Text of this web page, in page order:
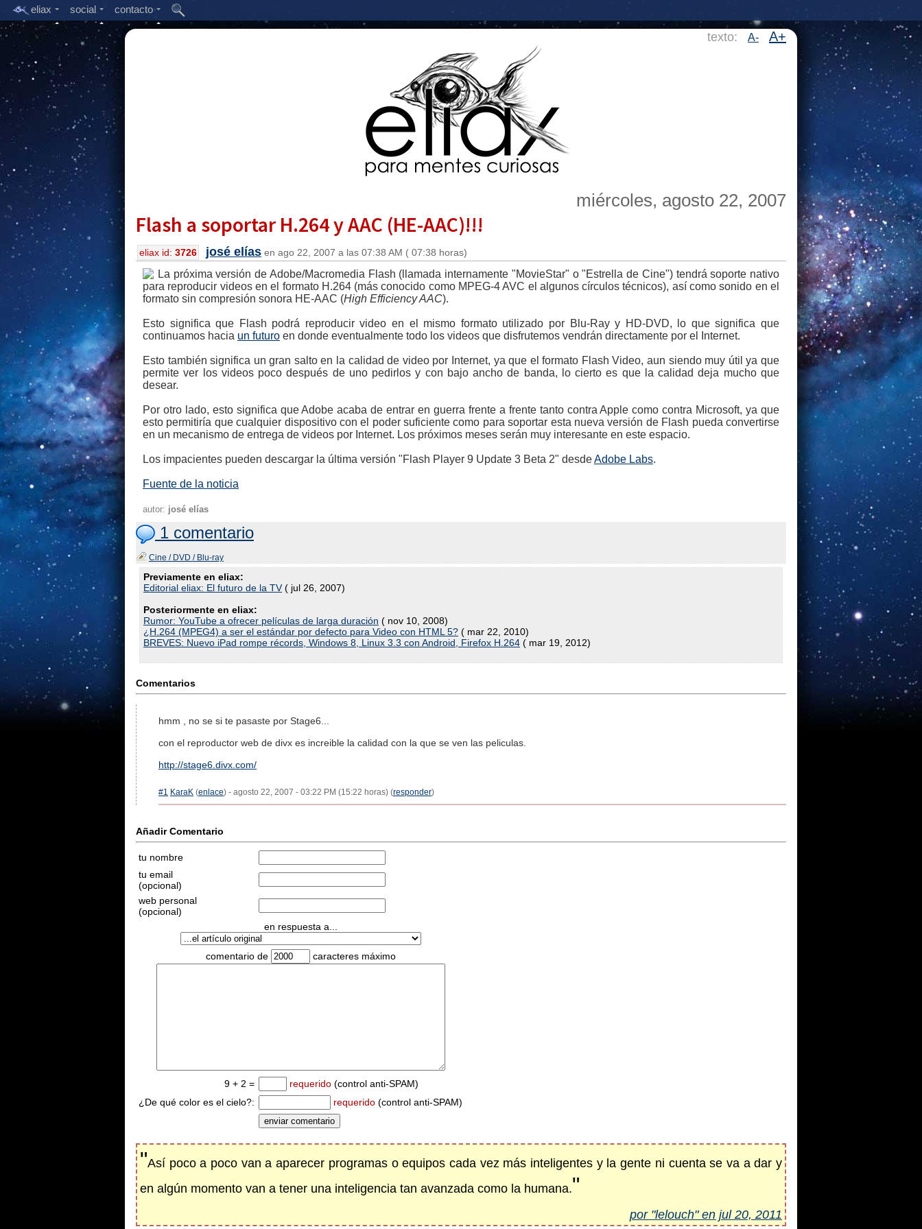
eliax social contacto
texto: A- A+
miércoles, agosto 22, 2007
Flash a soportar H.264 y AAC (HE-AAC)!!!
eliax id: 3726 josé elías en ago 22, 2007 a las 07:38 AM ( 07:38 horas)
La próxima versión de Adobe/Macromedia Flash (llamada internamente "MovieStar" o "Estrella de Cine") tendrá soporte nativo
para reproducir videos en el formato H.264 (más conocido como MPEG-4 AVC el algunos círculos técnicos), así como sonido en el
formato sin compresión sonora HE-AAC (High Efficiency AAC).
Esto significa que Flash podrá reproducir video en el mismo formato utilizado por Blu-Ray y HD-DVD, lo que significa que
continuamos hacia un futuro en donde eventualmente todo los videos que disfrutemos vendrán directamente por el Internet.
Esto también significa un gran salto en la calidad de video por Internet, ya que el formato Flash Video, aun siendo muy útil ya que
permite ver los videos poco después de uno pedirlos y con bajo ancho de banda, lo cierto es que la calidad deja mucho que
desear.
Por otro lado, esto significa que Adobe acaba de entrar en guerra frente a frente tanto contra Apple como contra Microsoft, ya que
esto permitiría que cualquier dispositivo con el poder suficiente como para soportar esta nueva versión de Flash pueda convertirse
en un mecanismo de entrega de videos por Internet. Los próximos meses serán muy interesante en este espacio.
Los impacientes pueden descargar la última versión "Flash Player 9 Update 3 Beta 2" desdeAdobe Labs.
Fuente de la noticia
autor: josé elías
1 comentario
Cine / DVD / Blu-ray
Previamente en eliax:
Editorial eliax: El futuro de la TV( jul 26, 2007)
Posteriormente en eliax:
Rumor: YouTube a ofrecer películas de larga duración ( nov 10, 2008)
¿H.264 (MPEG4) a ser el estándar por defecto para Video con HTML 5? ( mar 22, 2010)
BREVES: Nuevo iPad rompe récords, Windows 8, Linux 3.3 con Android, Firefox H.264 ( mar 19, 2012)
Comentarios
hmm , no se si te pasaste por Stage6...
con el reproductor web de divx es increible la calidad con la que se ven las peliculas.
http://stage6.divx.com/
#1 KaraK (enlace) - agosto 22, 2007 - 03:22 PM (15:22 horas) (responder)
Añadir Comentario
tu nombre
tu email
(opcional)
web personal
(opcional)
en respuesta a...
comentario de caracteres máximo
9 + 2 = requerido (control anti-SPAM)
¿De qué color es el cielo?:
requerido (control anti-SPAM)
"Así poco a poco van a aparecer programas o equipos cada vez más inteligentes y la gente ni cuenta se va a dar y
en algún momento van a tener una inteligencia tan avanzada como la humana."
por "lelouch" en jul 20, 2011